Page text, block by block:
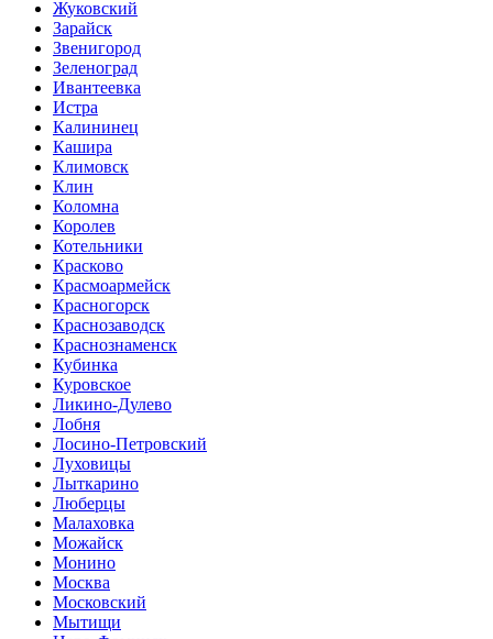
Жуковский
Зарайск
Звенигород
Зеленоград
Ивантеевка
Истра
Калининец
Кашира
Климовск
Клин
Коломна
Королев
Котельники
Красково
Красмоармейск
Красногорск
Краснозаводск
Краснознаменск
Кубинка
Куровское
Ликино-Дулево
Лобня
Лосино-Петровский
Луховицы
Лыткарино
Люберцы
Малаховка
Можайск
Монино
Москва
Московский
Мытищи